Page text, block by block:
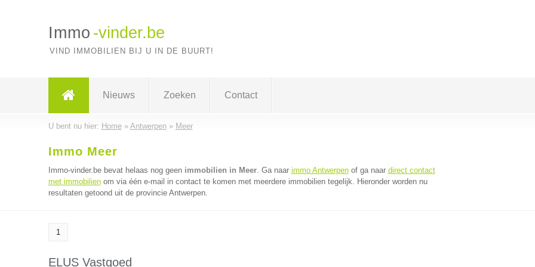
Immo -vinder.be
VIND IMMOBILIEN BIJ U IN DE BUURT!
Nieuws Zoeken Contact
U bent nu hier: Home» Antwerpen» Meer
Immo Meer
Immo-vinder.be bevat helaas nog geen immobilien in Meer. Ga naar immo Antwerpenof ga naar direct contact
met immobilienom via één e-mail in contact te komen met meerdere immobilien tegelijk. Hieronder worden nu
resultaten getoond uit de provincie Antwerpen.
1
ELUS Vastgoed